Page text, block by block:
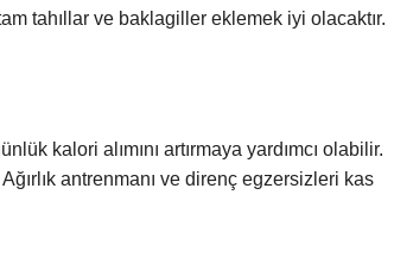
tahıllar ve baklagiller eklemek iyi olacaktır.
kalori alımını artırmaya yardımcı olabilir.
antrenmanı ve direnç egzersizleri kas